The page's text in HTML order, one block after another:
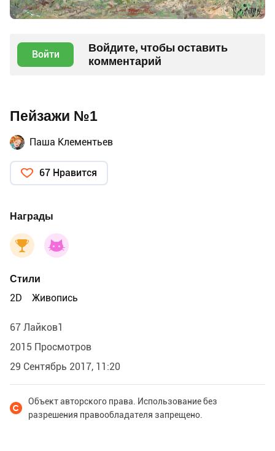
Войти
Войдите, чтобы оставить
комментарий
Пейзажи №1
Паша Клементьев
67 Нравится
Награды
Стили
2D
Живопись
67 Лайков1
2015 Просмотров
29 Сентябрь 2017, 11:20
Объект авторского права. Использование без
разрешения правообладателя запрещено.